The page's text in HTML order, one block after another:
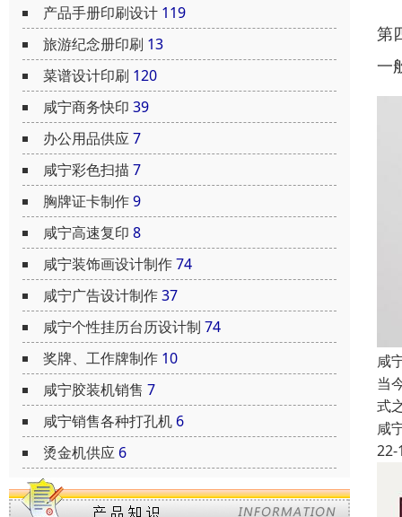
产品手册印刷设计 119
旅游纪念册印刷 13
菜谱设计印刷 120
咸宁商务快印 39
办公用品供应7
咸宁彩色扫描 7
胸牌证卡制作9
咸宁高速复印 8
咸宁装饰画设计制作74
咸宁广告设计制作37
咸宁个性挂历台历设计制 74
奖牌、工作牌制作 10
咸宁胶装机销售 7
咸宁销售各种打孔机 6
烫金机供应 6
第
一
咸
当
式
咸
22-